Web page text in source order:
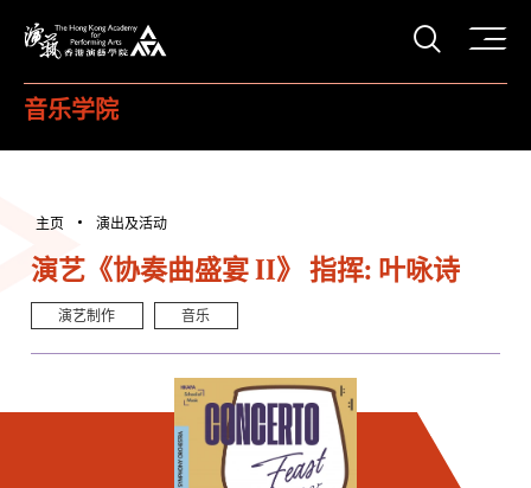
打开
音乐学院
主页 演出及活动
演艺《协奏曲盛宴 II》 指挥: 叶咏诗
演艺制作 音乐